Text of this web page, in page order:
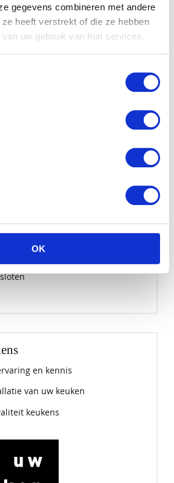
gegevens combineren met andere
heeft verstrekt of die ze hebben
uw gebruik van hun services.
OK
Keukens
– 17:00 uur
– 17:00 uur
– 17:00 uur
– 16:00 uur
en kennis
van uw keuken
keukens